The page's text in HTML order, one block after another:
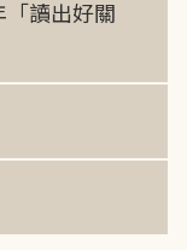
「讀出好關